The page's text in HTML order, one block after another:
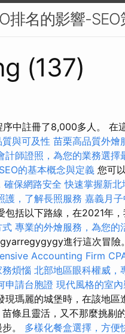
排名的影響-SEO
(137)
中註冊了8,000多人。 在
與可及性 苗栗高品質外燴
計師證照，為您的業務選擇
SEO的基本概念與定義 您可
確保網路安全 快速掌握新
護，了解長照服務 嘉義月
包括以下路線，在2021年
式 專業的外燴服務，為您的
進行這次冒險
Accounting Firm
煩惱 北部地區眼科權威，
申請台胞證 現代風格的室
現瑪麗的城堡時，在該地
條且靈活，又不那麼挑剔
。 多樣化餐盒選擇，方便